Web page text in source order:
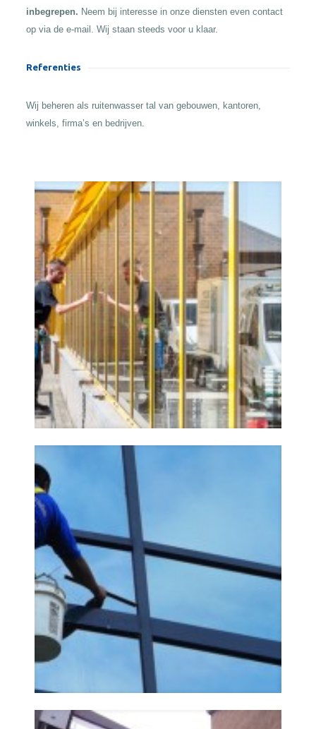
inbegrepen. Neem bij interesse in onze diensten even contact
op via de e-mail. Wij staan steeds voor u klaar.
Referenties
Wij beheren als ruitenwasser tal van gebouwen, kantoren,
winkels, firma’s en bedrijven.